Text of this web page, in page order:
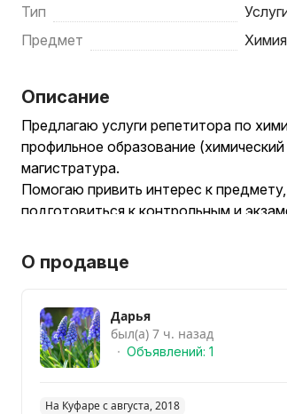
Тип
Предмет
Химия
Описание
Предлагаю услуги репетитора по
профильное образование
магистратура.
Помогаю привить интерес к
подготовиться к контрольным и
используется интерактивная
карточками, тестами и другими
Стоимость занятия 40 р/60 мин.
УНП: АЕ7938588
О продавце
Дарья
был(а) 7 ч. назад
Объявлений: 1
На Куфаре с августа, 2018